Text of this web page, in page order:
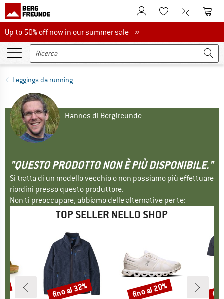
Al conto clienteAlla lista
Al Al
Up to 50% off now in our summer sale
Up to 50% off now in our summer sale »
Leggings da running
Hannes di Bergfreunde
"QUESTO PRODOTTO NON È PIÙ DISPONIBILE."
Si tratta di un modello vecchio o non possiamo più effettuare
riordini presso questo produttore.
Non ti preoccupare, abbiamo delle alternative per te:
TOP SELLER NELLO SHOP
Sconto
fino al 32% Sconto
fino al 20%